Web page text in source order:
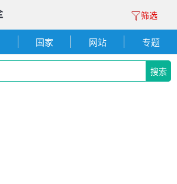
筛选
国家 网站 专题
搜索